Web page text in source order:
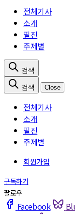
전체기사
소개
필진
주제별
Close
전체기사
소개
필진
주제별
Facebook